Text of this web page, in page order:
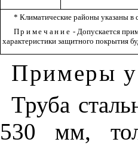
* Климатические районы указаны в
Примечание - Допускается
характеристики защитного покрытия
Примеры
Труба
530 мм,